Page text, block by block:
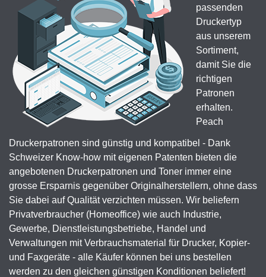
passenden
Druckertyp
aus unserem
Sortiment,
damit Sie die
richtigen
Patronen
erhalten.
Peach
Druckerpatronen sind günstig und kompatibel - Dank
Schweizer Know-how mit eigenen Patenten bieten die
angebotenen Druckerpatronen und Toner immer eine
grosse Ersparnis gegenüber Originalherstellern, ohne dass
Sie dabei auf Qualität verzichten müssen. Wir beliefern
Privatverbraucher (Homeoffice) wie auch Industrie,
Gewerbe, Dienstleistungsbetriebe, Handel und
Verwaltungen mit Verbrauchsmaterial für Drucker, Kopier-
und Faxgeräte - alle Käufer können bei uns bestellen
werden zu den gleichen günstigen Konditionen beliefert!